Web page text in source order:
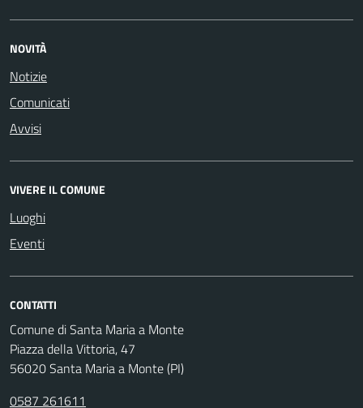
NOVITÀ
Notizie
Comunicati
Avvisi
VIVERE IL COMUNE
Luoghi
Eventi
CONTATTI
Comune di Santa Maria a Monte
Piazza della Vittoria, 47
56020 Santa Maria a Monte (PI)
0587 261611